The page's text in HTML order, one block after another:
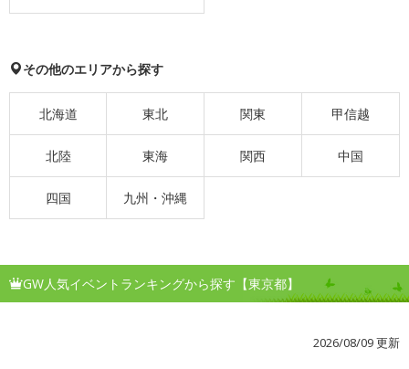
その他のエリアから探す
北海道 東北 関東 甲信越
北陸 東海 関西 中国
四国 九州・沖縄
GW人気イベントランキングから探す【東京都】
2026/08/09 更新